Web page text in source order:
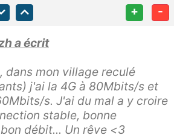
+ -
a écrit
dans mon village reculé
j'ai la 4G à 80Mbits/s et
s. J'ai du mal a y croire
stable, bonne
débit... Un rêve <3